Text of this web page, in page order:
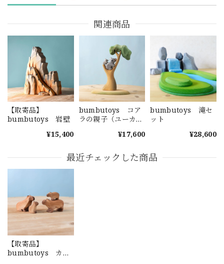
関連商品
【取寄品】
bumbutoys 岩壁
¥15,400
bumbutoys コア
ラの親子（ユーカリ
¥17,600
bumbutoys 滝セ
ット
¥28,600
最近チェックした商品
【取寄品】
bumbutoys カピ